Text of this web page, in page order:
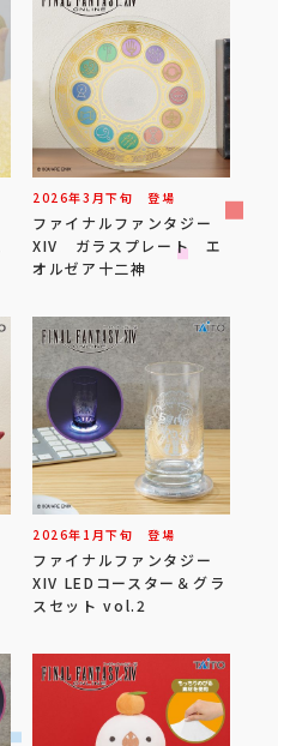
2026年3 月下旬 登場
ファイナルファンタジー
XIV ガラスプレート エ
オルゼア十二神
2026年 1 月下旬 登場
ファイナルファンタジー
XIV LEDコースター＆グラ
スセット vol.2